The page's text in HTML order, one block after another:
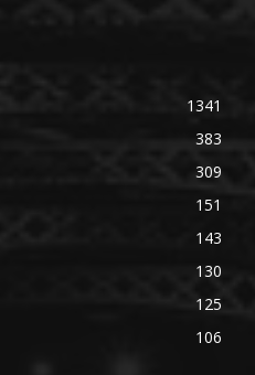
1341
383
309
151
143
130
125
106